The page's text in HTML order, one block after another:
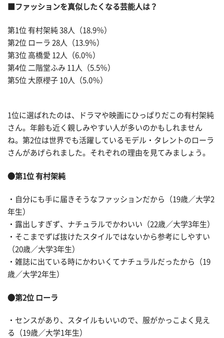
■ファッションを真似したくなる芸能人は？
第1位 有村架純 38人（18.9％）
第2位 ローラ 28人（13.9％）
第3位 高橋愛 12人（6.0％）
第4位 二階堂ふみ 11人（5.5％）
第5位 大原櫻子 10人（5.0％）
1位に選ばれたのは、ドラマや映画にひっぱりだこの有村架純
さん。年齢も近く親しみやすい人が多いのかもしれません
ね。第2位は世界でも活躍しているモデル・タレントのローラ
さんがあげられました。それぞれの理由を見てみましょう。
●第1位 有村架純
・自分にも手に届きそうなファッションだから（19歳／大学2
年生）
・露出しすぎず、ナチュラルでかわいい（22歳／大学3年生）
・そこまでずば抜けたスタイルではないから参考にしやすい
（20歳／大学3年生）
・雑誌に出ている時にかわいくてナチュラルだったから（19
歳／大学2年生）
●第2位 ローラ
・センスがあり、スタイルもいいので、服がかっこよく見え
る（19歳／大学1年生）